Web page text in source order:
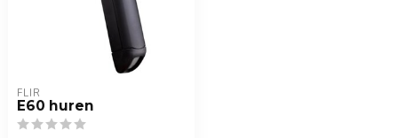
FLIR
E60 huren